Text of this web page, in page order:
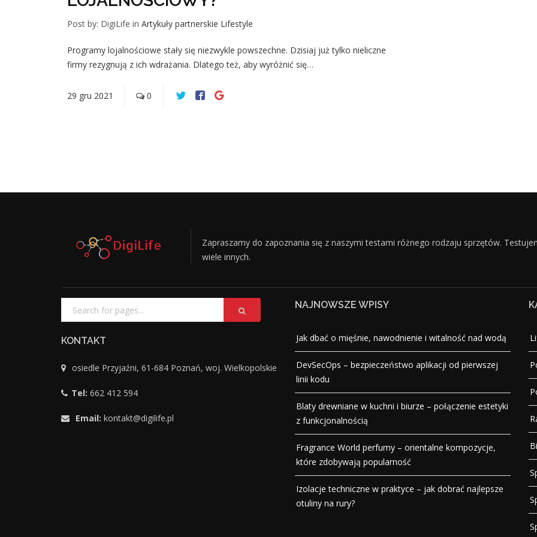
Post by: DigiLife in Artykuły partnerskie Lifestyle
Programy lojalnościowe stały się niezwykle powszechne. Dzisiaj już tylko nieliczne
firmy rezygnują z ich wdrażania. Dlatego też, aby wyróżnić się…
29 gru 2021 0
Zapraszamy do zapoznania się z naszymi testami różnego rodzaju sprzętów.
wiele innych.
KONTAKT
osiedle Przyjaźni, 61-684 Poznań, woj. Wielkopolskie
Tel: 662 412 594
Email: kontakt@digilife.pl
NAJNOWSZE WPISY
Jak dbać o mięśnie, nawodnienie i witalność nad wodą
DevSecOps – bezpieczeństwo aplikacji od pierwszej
linii kodu
Blaty drewniane w kuchni i biurze – połączenie estetyki
z funkcjonalnością
Fragrance World perfumy – orientalne kompozycje,
które zdobywają popularność
Izolacje techniczne w praktyce – jak dobrać najlepsze
otuliny na rury?